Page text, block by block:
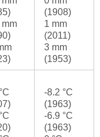
mm
(1908)
1 mm
(2011)
3 mm
(1953)
-8.2 °C
(1963)
-6.9 °C
(1963)